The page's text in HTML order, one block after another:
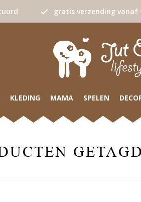
gratis verzending vanaf
KLEDING MAMA SPELEN